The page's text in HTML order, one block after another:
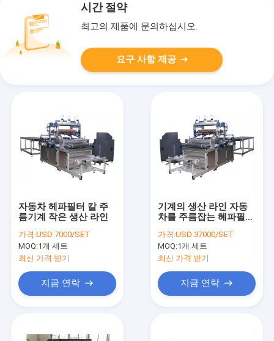
시간 절약
최고의 제품에 문의하십시오.
요구 사항 제공
자동차 헤파필터 칼 주
름기계 작은 생산 라인
가격:USD 7000/SET
MOQ:1개 세트
최신 가격 받기
지금 연락
기계의 생산 라인 자동
차를 주름잡는 헤파필터
가격:USD 37000/SET
MOQ:1개 세트
최신 가격 받기
지금 연락